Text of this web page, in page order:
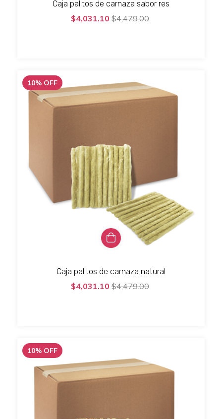
Caja palitos de carnaza sabor res
$4,031.10$4,479.00
10% OFF
Caja palitos de carnaza natural
$4,031.10$4,479.00
10% OFF